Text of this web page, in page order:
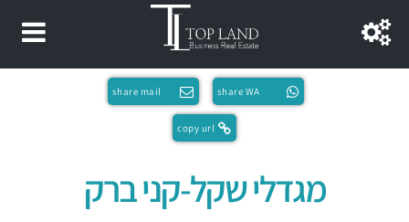
share WA
share mail
copy url
מגדלי שקל-קני ברק